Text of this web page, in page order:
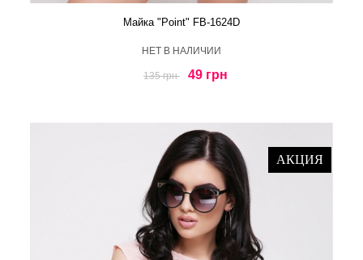
Майка "Point" FB-1624D
HЕТ В НАЛИЧИИ
135 грн 49 грн
АКЦИЯ